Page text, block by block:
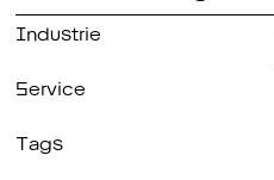
Industrie
Service
Tags